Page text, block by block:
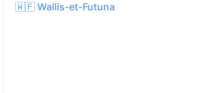
🇼🇫 Wallis-et-Futuna